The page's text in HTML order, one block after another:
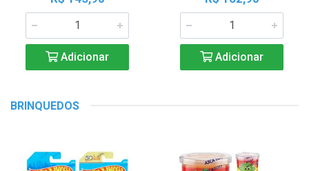
Adicionar Adicionar
BRINQUEDOS